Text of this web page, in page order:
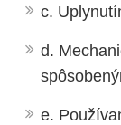
c.
d.
e.